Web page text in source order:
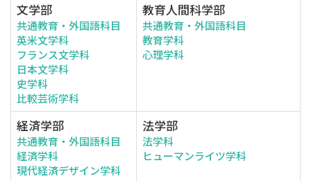
文学部
共通教育・外国語科目
英米文学科
フランス文学科
日本文学科
史学科
比較芸術学科
教育人間科学部
共通教育・外国語科目
教育学科
心理学科
経済学部
共通教育・外国語科目
経済学科
現代経済デザイン学科
法学部
法学科
ヒューマンライツ学科